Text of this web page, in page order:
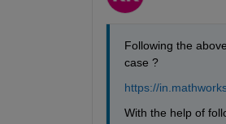
473	 NaN
476	 NaN
477	 NaN
479	 NaN
481	 NaN
Following the
case ?
https://
With the help of